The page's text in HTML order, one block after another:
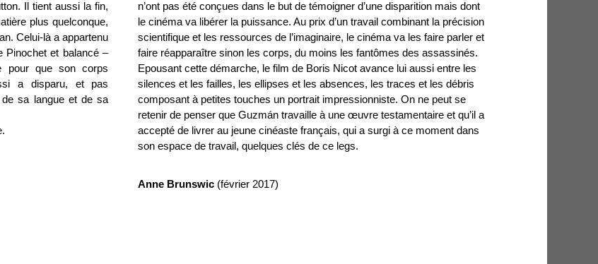
Il tient aussi la fin,
plus quelconque,
Celui-là a appartenu
Pinochet et balancé –
pour que son corps
a disparu, et pas
sa langue et de sa
n’ont pas été conçues dans le but de témoigner d’une disparition mais dont
le cinéma va libérer la puissance. Au prix d’un travail combinant la précision
scientifique et les ressources de l’imaginaire, le cinéma va les faire parler et
faire réapparaître sinon les corps, du moins les fantômes des assassinés.
Epousant cette démarche, le film de Boris Nicot avance lui aussi entre les
silences et les failles, les ellipses et les absences, les traces et les débris
composant à petites touches un portrait impressionniste. On ne peut se
retenir de penser que Guzmán travaille à une œuvre testamentaire et qu’il a
accepté de livrer au jeune cinéaste français, qui a surgi à ce moment dans
son espace de travail, quelques clés de ce legs.
Anne Brunswic (février 2017)